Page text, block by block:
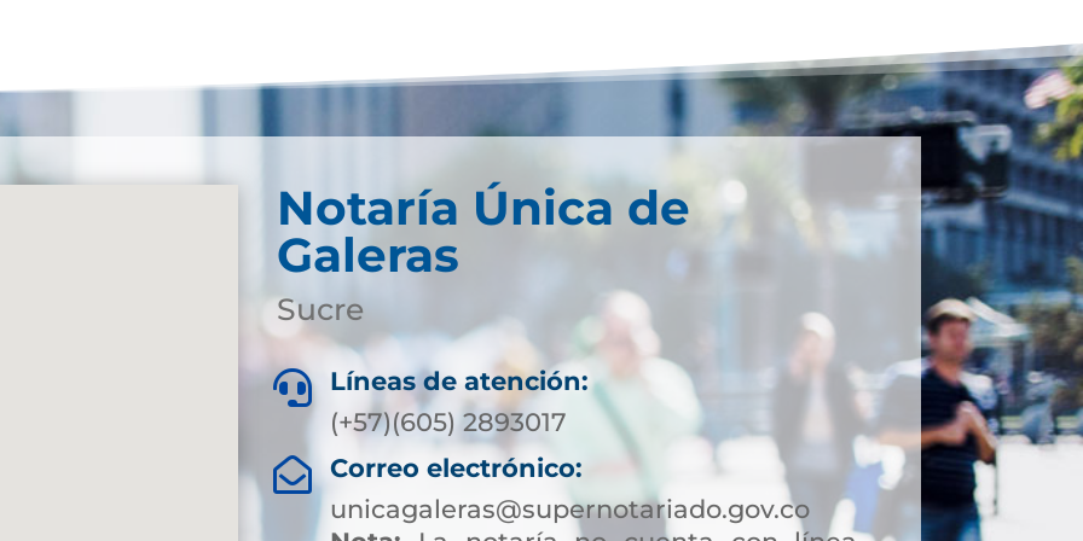
Notaría Única de
Galeras
Sucre

Líneas de atención:
(+57)(605) 2893017

Correo electrónico:
unicagaleras@supernotariado.gov.co